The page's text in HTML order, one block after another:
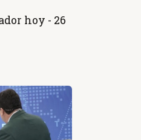
hoy - 26